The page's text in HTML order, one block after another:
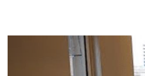
Previous